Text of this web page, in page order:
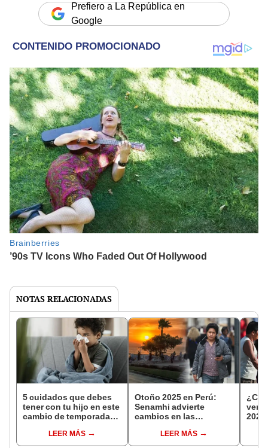
Prefiero a La República en
Google
NOTAS RELACIONADAS
5 cuidados que debes
tener con tu hijo en este
cambio de temporada
LEER MÁS
Otoño 2025 en Perú:
Senamhi advierte
cambios en las
condiciones climáticas
LEER MÁS